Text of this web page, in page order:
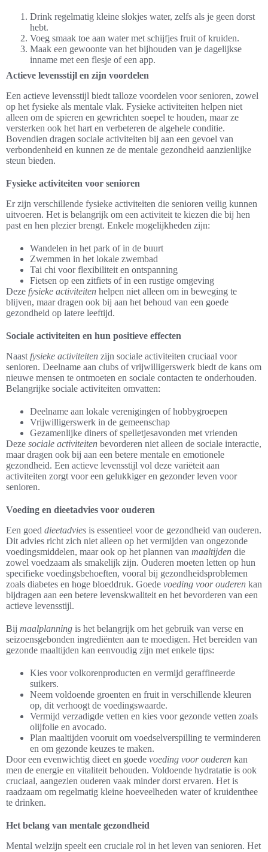
Drink regelmatig kleine slokjes water, zelfs als je geen dorst
hebt.
Voeg smaak toe aan water met schijfjes fruit of kruiden.
Maak een gewoonte van het bijhouden van je dagelijkse
inname met een flesje of een app.
Actieve levensstijl en zijn voordelen
Een actieve levensstijl biedt talloze voordelen voor senioren, zowel
op het fysieke als mentale vlak. Fysieke activiteiten helpen niet
alleen om de spieren en gewrichten soepel te houden, maar ze
versterken ook het hart en verbeteren de algehele conditie.
Bovendien dragen sociale activiteiten bij aan een gevoel van
verbondenheid en kunnen ze de mentale gezondheid aanzienlijke
steun bieden.
Fysieke activiteiten voor senioren
Er zijn verschillende fysieke activiteiten die senioren veilig kunnen
uitvoeren. Het is belangrijk om een activiteit te kiezen die bij hen
past en hen plezier brengt. Enkele mogelijkheden zijn:
Wandelen in het park of in de buurt
Zwemmen in het lokale zwembad
Tai chi voor flexibiliteit en ontspanning
Fietsen op een zitfiets of in een rustige omgeving
Deze fysieke activiteiten helpen niet alleen om in beweging te
blijven, maar dragen ook bij aan het behoud van een goede
gezondheid op latere leeftijd.
Sociale activiteiten en hun positieve effecten
Naast fysieke activiteiten zijn sociale activiteiten cruciaal voor
senioren. Deelname aan clubs of vrijwilligerswerk biedt de kans om
nieuwe mensen te ontmoeten en sociale contacten te onderhouden.
Belangrijke sociale activiteiten omvatten:
Deelname aan lokale verenigingen of hobbygroepen
Vrijwilligerswerk in de gemeenschap
Gezamenlijke diners of spelletjesavonden met vrienden
Deze sociale activiteiten bevorderen niet alleen de sociale interactie,
maar dragen ook bij aan een betere mentale en emotionele
gezondheid. Een actieve levensstijl vol deze variëteit aan
activiteiten zorgt voor een gelukkiger en gezonder leven voor
senioren.
Voeding en dieetadvies voor ouderen
Een goed dieetadvies is essentieel voor de gezondheid van ouderen.
Dit advies richt zich niet alleen op het vermijden van ongezonde
voedingsmiddelen, maar ook op het plannen van maaltijden die
zowel voedzaam als smakelijk zijn. Ouderen moeten letten op hun
specifieke voedingsbehoeften, vooral bij gezondheidsproblemen
zoals diabetes en hoge bloeddruk. Goede voeding voor ouderen kan
bijdragen aan een betere levenskwaliteit en het bevorderen van een
actieve levensstijl.
Bij maalplanning is het belangrijk om het gebruik van verse en
seizoensgebonden ingrediënten aan te moedigen. Het bereiden van
gezonde maaltijden kan eenvoudig zijn met enkele tips:
Kies voor volkorenproducten en vermijd geraffineerde
suikers.
Neem voldoende groenten en fruit in verschillende kleuren
op, dit verhoogt de voedingswaarde.
Vermijd verzadigde vetten en kies voor gezonde vetten zoals
olijfolie en avocado.
Plan maaltijden vooruit om voedselverspilling te verminderen
en om gezonde keuzes te maken.
Door een evenwichtig dieet en goede voeding voor ouderen kan
men de energie en vitaliteit behouden. Voldoende hydratatie is ook
cruciaal, aangezien ouderen vaak minder dorst ervaren. Het is
raadzaam om regelmatig kleine hoeveelheden water of kruidenthee
te drinken.
Het belang van mentale gezondheid
Mental welzijn speelt een cruciale rol in het leven van senioren. Het